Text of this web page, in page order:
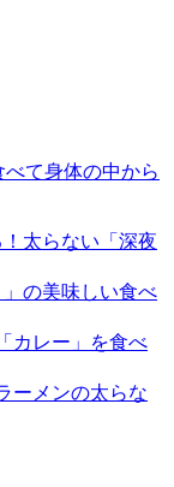
べて身体の中から
太らない「深夜
」の美味しい食べ
カレー」を食べ
ーメンの太らな